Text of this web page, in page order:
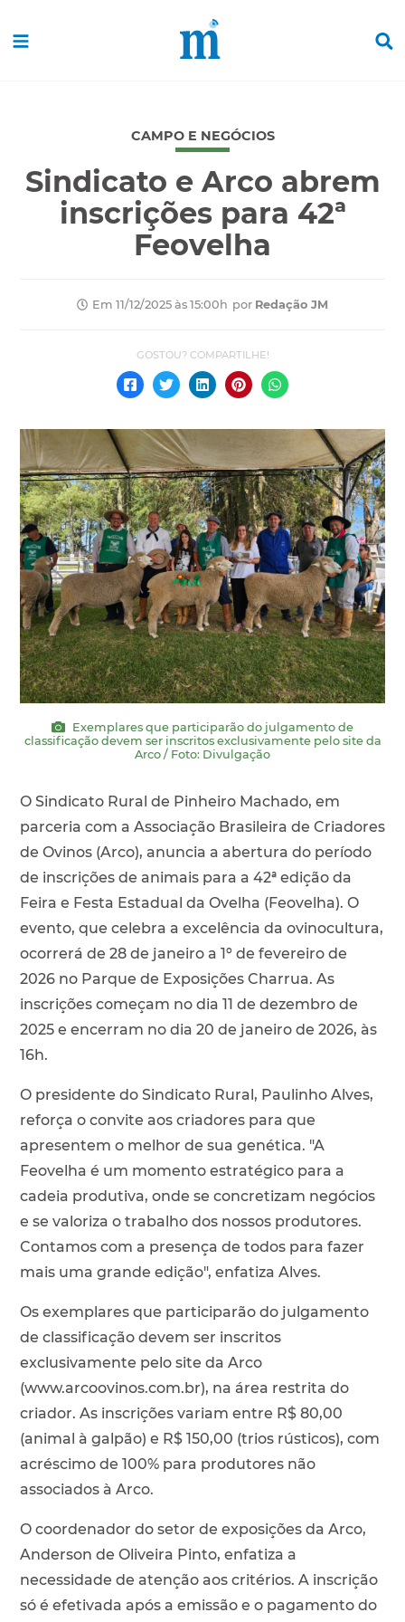
CAMPO E NEGÓCIOS
Sindicato e Arco abrem
inscrições para 42ª
Feovelha
Em 11/12/2025 às 15:00h por Redação JM
Exemplares que participarão do julgamento de
classificação devem ser inscritos exclusivamente pelo site da
Arco / Foto: Divulgação
O Sindicato Rural de Pinheiro Machado, em
parceria com a Associação Brasileira de Criadores
de Ovinos (Arco), anuncia a abertura do período
de inscrições de animais para a 42ª edição da
Feira e Festa Estadual da Ovelha (Feovelha). O
evento, que celebra a excelência da ovinocultura,
ocorrerá de 28 de janeiro a 1º de fevereiro de
2026 no Parque de Exposições Charrua. As
inscrições começam no dia 11 de dezembro de
2025 e encerram no dia 20 de janeiro de 2026, às
16h.
O presidente do Sindicato Rural, Paulinho Alves,
reforça o convite aos criadores para que
apresentem o melhor de sua genética. "A
Feovelha é um momento estratégico para a
cadeia produtiva, onde se concretizam negócios
e se valoriza o trabalho dos nossos produtores.
Contamos com a presença de todos para fazer
mais uma grande edição", enfatiza Alves.
Os exemplares que participarão do julgamento
de classificação devem ser inscritos
exclusivamente pelo site da Arco
(www.arcoovinos.com.br), na área restrita do
criador. As inscrições variam entre R$ 80,00
(animal à galpão) e R$ 150,00 (trios rústicos), com
acréscimo de 100% para produtores não
associados à Arco.
O coordenador do setor de exposições da Arco,
Anderson de Oliveira Pinto, enfatiza a
necessidade de atenção aos critérios. A inscrição
só é efetivada após a emissão e o pagamento do